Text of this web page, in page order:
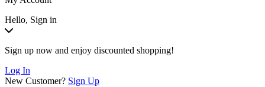
Hello, Sign in
Sign up now and enjoy discounted shopping!
Log In
New Customer? Sign Up